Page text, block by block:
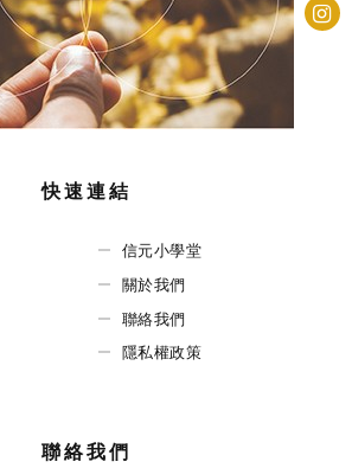
快速連結
信元小學堂
關於我們
聯絡我們
隱私權政策
聯絡我們